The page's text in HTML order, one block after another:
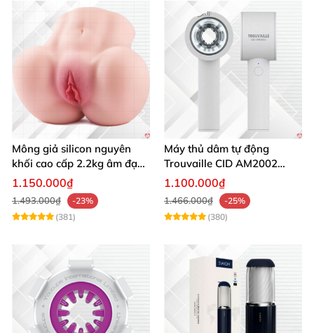
Mông giả silicon nguyên
khối cao cấp 2.2kg âm đạo
và hậu môn khít bót
1.150.000₫
1.493.000₫
-23%
(381)
Máy thủ dâm tự động
Trouvaille CID AM2002
tăng khoái cảm
1.100.000₫
1.466.000₫
-25%
(380)